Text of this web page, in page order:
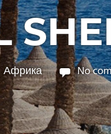
Африка No